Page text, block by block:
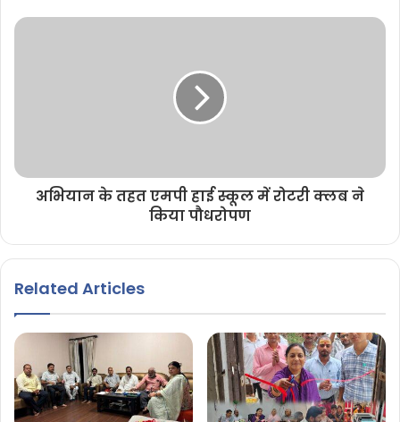
अभियान के तहत एमपी हाई स्कूल में रोटरी क्लब ने
किया पौधरोपण
Related Articles